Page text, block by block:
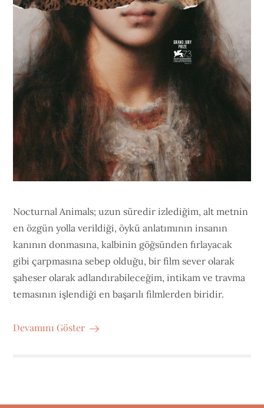
Nocturnal Animals; uzun süredir izlediğim, alt metnin
en özgün yolla verildiği, öykü anlatımının insanın
kanının donmasına, kalbinin göğsünden fırlayacak
gibi çarpmasına sebep olduğu, bir film sever olarak
şaheser olarak adlandırabileceğim, intikam ve travma
temasının işlendiği en başarılı filmlerden biridir.
Devamını Göster